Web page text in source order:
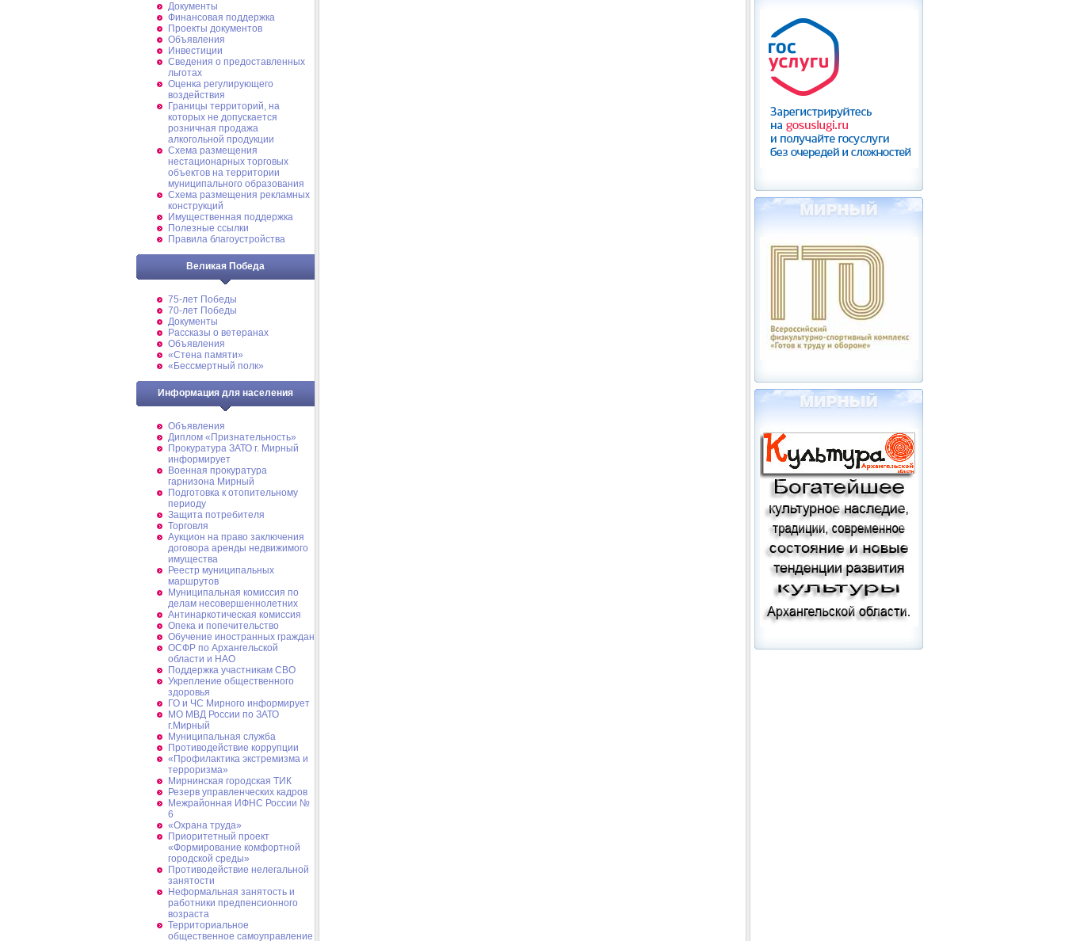
Документы
Финансовая поддержка
Проекты документов
Объявления
Инвестиции
Сведения о предоставленных
льготах
Оценка регулирующего
воздействия
Границы территорий, на
которых не допускается
розничная продажа
алкогольной продукции
Схема размещения
нестационарных торговых
объектов на территории
муниципального образования
Схема размещения рекламных
конструкций
Имущественная поддержка
Полезные ссылки
Правила благоустройства
Великая Победа
75-лет Победы
70-лет Победы
Документы
Рассказы о ветеранах
Объявления
«Стена памяти»
«Бессмертный полк»
Информация для населения
Объявления
Диплом «Признательность»
Прокуратура ЗАТО г. Мирный
информирует
Военная прокуратура
гарнизона Мирный
Подготовка к отопительному
периоду
Защита потребителя
Торговля
Аукцион на право заключения
договора аренды недвижимого
имущества
Реестр муниципальных
маршрутов
Муниципальная комиссия по
делам несовершеннолетних
Антинаркотическая комиссия
Опека и попечительство
Обучение иностранных граждан
ОСФР по Архангельской
области и НАО
Поддержка участникам СВО
Укрепление общественного
здоровья
ГО и ЧС Мирного информирует
МО МВД России по ЗАТО
г.Мирный
Муниципальная cлужба
Противодействие коррупции
«Профилактика экстремизма и
терроризма»
Мирнинская городская ТИК
Резерв управленческих кадров
Межрайонная ИФНС России №
6
«Охрана труда»
Приоритетный проект
«Формирование комфортной
городской среды»
Противодействие нелегальной
занятости
Неформальная занятость и
работники предпенсионного
возраста
Территориальное
общественное самоуправление